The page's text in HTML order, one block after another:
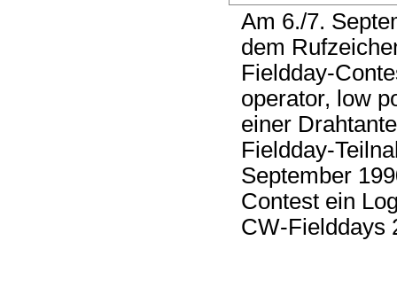
Am 6./7.
dem
Fieldday-
operator, low
einer
Fieldday-
September
Contest ein
CW-Fielddays